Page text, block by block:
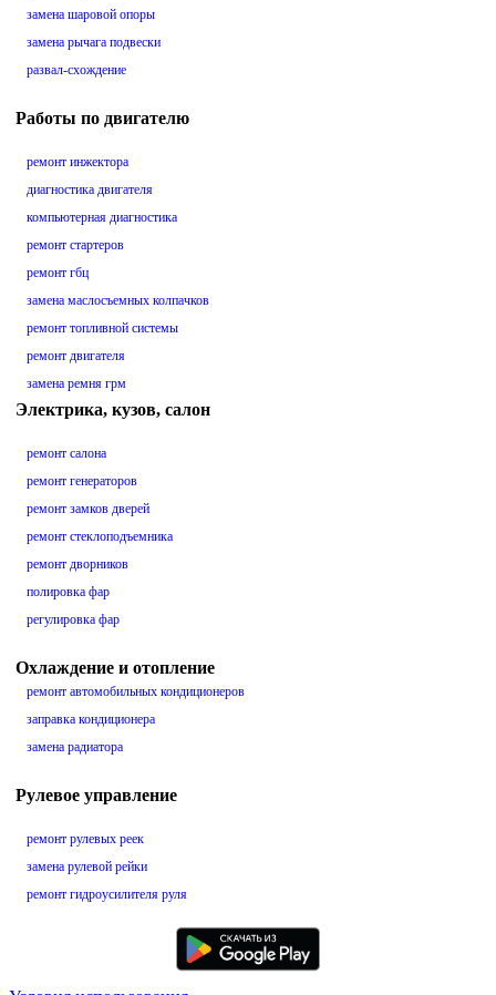
замена шаровой опоры
замена рычага подвески
развал-схождение
Работы по двигателю
ремонт инжектора
диагностика двигателя
компьютерная диагностика
ремонт стартеров
ремонт гбц
замена маслосъемных колпачков
ремонт топливной системы
ремонт двигателя
замена ремня грм
Электрика, кузов, салон
ремонт салона
ремонт генераторов
ремонт замков дверей
ремонт стеклоподъемника
ремонт дворников
полировка фар
регулировка фар
Охлаждение и отопление
ремонт автомобильных кондиционеров
заправка кондиционера
замена радиатора
Рулевое управление
ремонт рулевых реек
замена рулевой рейки
ремонт гидроусилителя руля